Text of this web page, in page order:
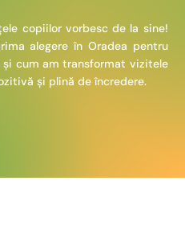
copiilor vorbesc de la sine!
alegere în Oradea pentru
cum am transformat vizitele
și plină de încredere.